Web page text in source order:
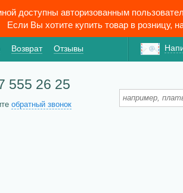
доступны авторизованным
Если Вы хотите купить товар в розницу,
Возврат Отзывы
555 26 25
обратный звонок